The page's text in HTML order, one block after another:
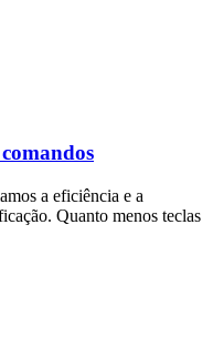
a eficiência e a
Quanto menos teclas